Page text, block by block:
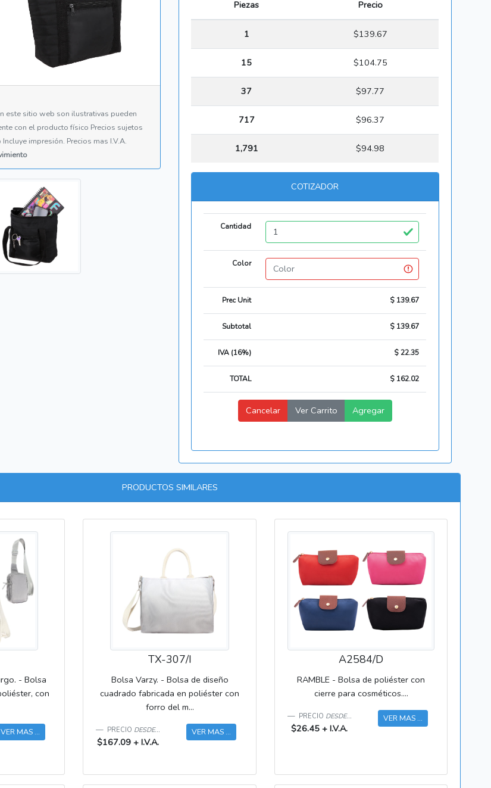
este sitio web son ilustrativas pueden
con el producto físico Precios sujetos
impresión. Precios mas I.V.A.
Piezas Precio
1 $139.67
15 $104.75
37 $97.77
717 $96.37
1,791 $94.98
COTIZADOR
Cantidad
Color
Prec Unit $ 139.67
Subtotal $ 139.67
IVA (16%) $ 22.35
TOTAL $ 162.02
Cancelar Ver Carrito Agregar
PRODUCTOS SIMILARES
- Bolsa
con
VER MAS ...
TX-307/I
Bolsa Varzy. - Bolsa de diseño
cuadrado fabricada en poliéster con
forro del m...
PRECIO DESDE...
$167.09 + I.V.A.
VER MAS ...
A2584/D
RAMBLE - Bolsa de poliéster con
cierre para cosméticos....
PRECIO DESDE...
$26.45 + I.V.A.
VER MAS ...